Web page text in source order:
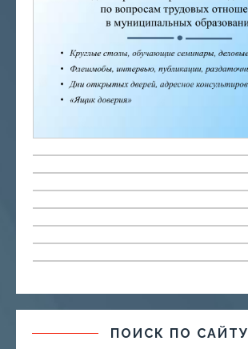
ПОИСК ПО САЙТУ